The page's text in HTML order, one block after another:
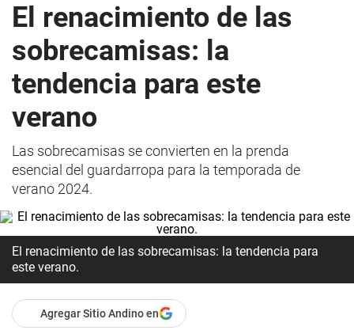
El renacimiento de las
sobrecamisas: la
tendencia para este
verano
Las sobrecamisas se convierten en la prenda
esencial del guardarropa para la temporada de
verano 2024.
El renacimiento de las sobrecamisas: la tendencia para
este verano.
Agregar Sitio Andino en